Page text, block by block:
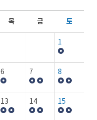
목 금 토
1
6 7 8
13 14 15